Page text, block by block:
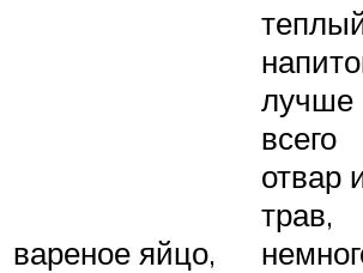
вареное яйцо,
лучше
всего
отвар
трав,